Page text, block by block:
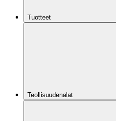
Tuotteet
Teollisuudenalat